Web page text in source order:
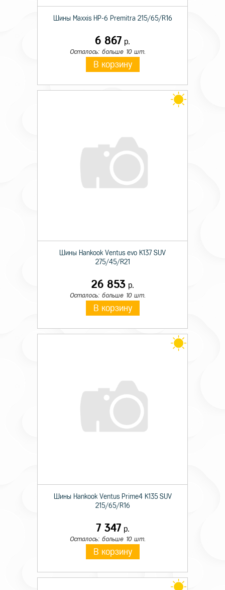
Шины Maxxis HP-6 Premitra 215/65/R16
6 867 р.
Осталось: больше 10 шт.
В корзину
Шины Hankook Ventus evo K137 SUV
275/45/R21
26 853р.
Осталось: больше 10 шт.
В корзину
Шины Hankook Ventus Prime4 K135 SUV
215/65/R16
7 347 р.
Осталось: больше 10 шт.
В корзину